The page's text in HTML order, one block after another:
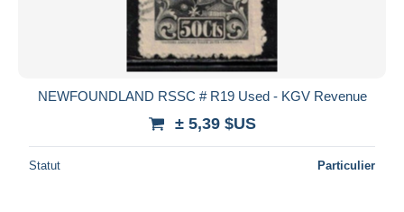
NEWFOUNDLAND RSSC # R19 Used - KGV Revenue
± 5,39 $US
Statut Particulier